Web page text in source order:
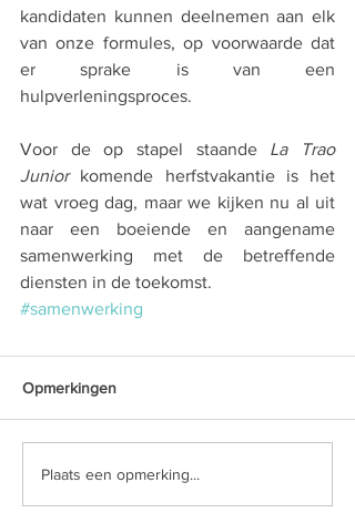
kandidaten kunnen deelnemen aan elk
van onze formules, op voorwaarde dat
er sprake is van een
hulpverleningsproces.
Voor de op stapel staande La Trao
Junior komende herfstvakantie is het
wat vroeg dag, maar we kijken nu al uit
naar een boeiende en aangename
samenwerking met de betreffende
diensten in de toekomst.
#samenwerking
Opmerkingen
Plaats een opmerking...